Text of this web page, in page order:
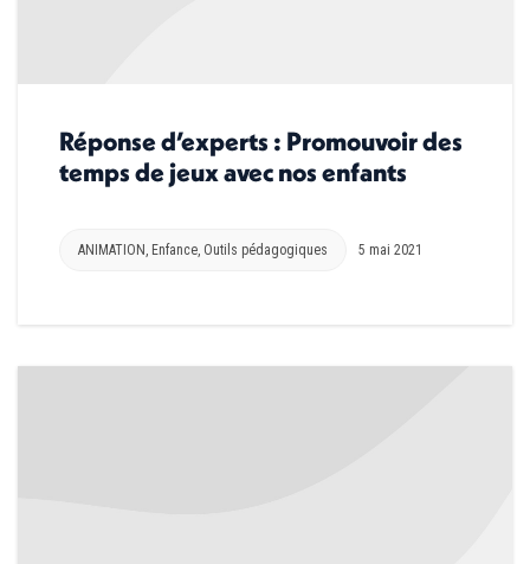
Réponse d’experts : Promouvoir des
temps de jeux avec nos enfants
ANIMATION Enfance Outils pédagogiques 5 mai 2021